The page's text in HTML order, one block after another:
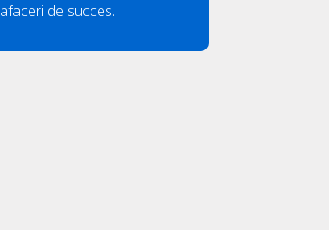
afaceri de succes.